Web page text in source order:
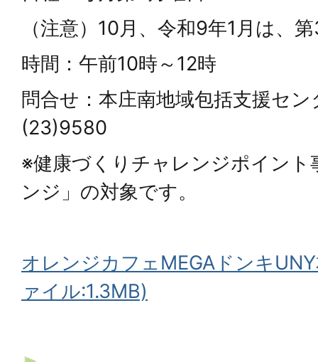
（注意）10月、令和9年1月は、
時間：午前10時～12時
問合せ：本庄南地域包括支援セ
(23)9580
※健康づくりチャレンジポイン
ンジ」の対象です。
オレンジカフェMEGAドンキ
ァイル:1.3MB)